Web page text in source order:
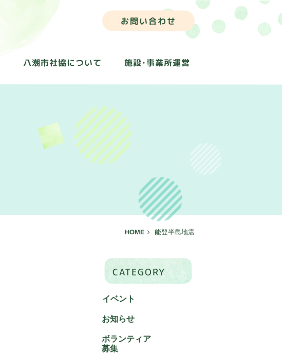
お問い合わせ
八潮市社協について 施設･事業所運営
HOME 能登半島地震
CATEGORY
イベント
お知らせ
ボランティア
募集